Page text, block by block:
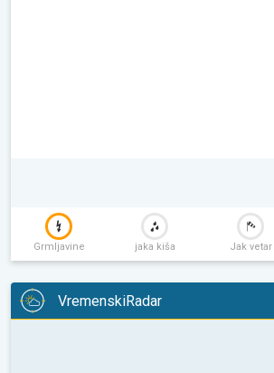
Grmljavine jaka kiša Jak vetar
VremenskiRadar